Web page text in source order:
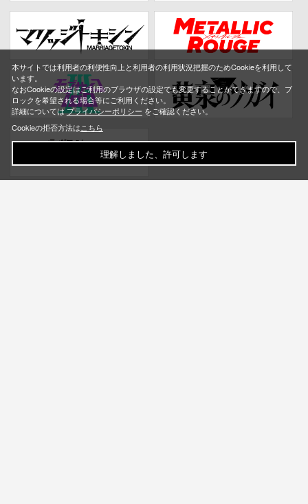
本サイトでは利用者の利便性向上と利用者の利用状況把握のためCookieを利用して
います。
なおCookieの設定はご利用のブラウザの設定でも変更することができますので、ブ
ロックを希望される場合等にご利用ください。
詳細についてはプライバシーポリシー をご確認ください。
Cookieの拒否方法はこちら
理解しました、許可します